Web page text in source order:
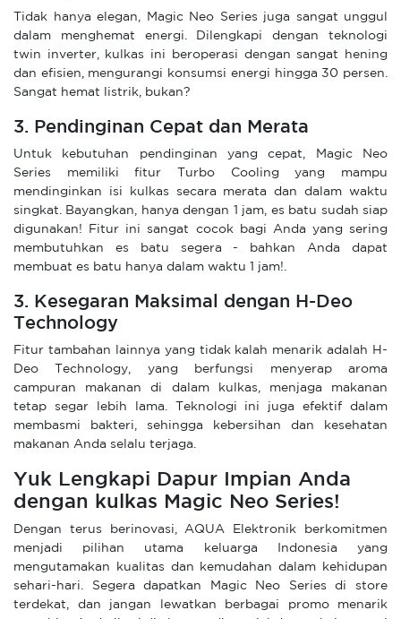
Tidak hanya elegan, Magic Neo Series juga sangat unggul
dalam menghemat energi. Dilengkapi dengan teknologi
twin inverter, kulkas ini beroperasi dengan sangat hening
dan efisien, mengurangi konsumsi energi hingga 30 persen.
Sangat hemat listrik, bukan?
3. Pendinginan Cepat dan Merata
Untuk kebutuhan pendinginan yang cepat, Magic Neo
Series memiliki fitur Turbo Cooling yang mampu
mendinginkan isi kulkas secara merata dan dalam waktu
singkat. Bayangkan, hanya dengan 1 jam, es batu sudah siap
digunakan! Fitur ini sangat cocok bagi Anda yang sering
membutuhkan es batu segera - bahkan Anda dapat
membuat es batu hanya dalam waktu 1 jam!.
3. Kesegaran Maksimal dengan H-Deo
Technology
Fitur tambahan lainnya yang tidak kalah menarik adalah H-
Deo Technology, yang berfungsi menyerap aroma
campuran makanan di dalam kulkas, menjaga makanan
tetap segar lebih lama. Teknologi ini juga efektif dalam
membasmi bakteri, sehingga kebersihan dan kesehatan
makanan Anda selalu terjaga.
Yuk Lengkapi Dapur Impian Anda
dengan kulkas Magic Neo Series!
Dengan terus berinovasi, AQUA Elektronik berkomitmen
menjadi pilihan utama keluarga Indonesia yang
mengutamakan kualitas dan kemudahan dalam kehidupan
sehari-hari. Segera dapatkan Magic Neo Series di store
terdekat, dan jangan lewatkan berbagai promo menarik